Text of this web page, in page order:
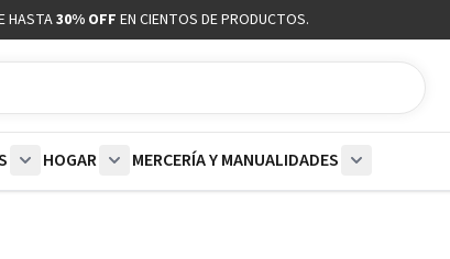
HASTA30% OFF EN CIENTOS DE PRODUCTOS.
HOGAR
MERCERÍA Y MANUALIDADES